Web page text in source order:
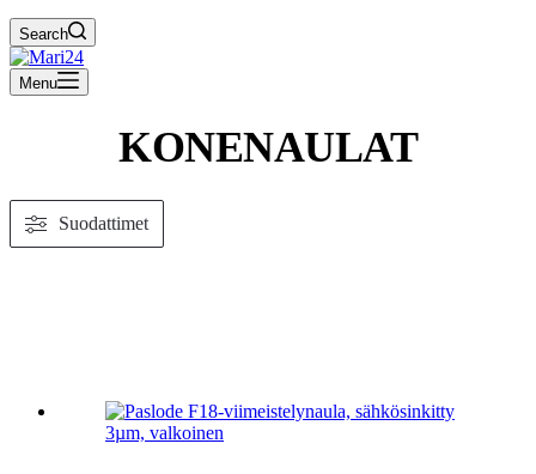
Search
Menu
KONENAULAT
Suodattimet